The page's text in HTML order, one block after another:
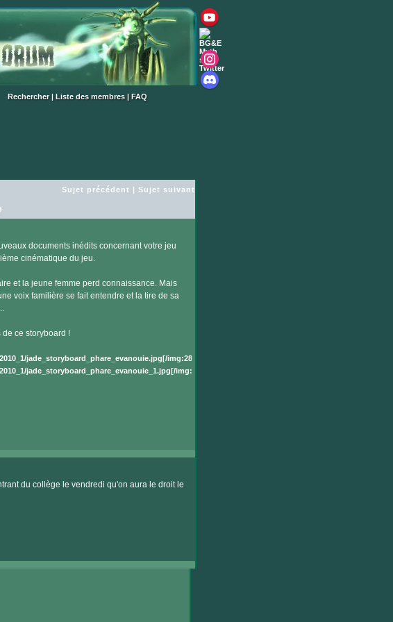
Rechercher| Liste des membres| FAQ
Sujet précédent | Sujet suivant
documents inédits concernant votre jeu
cinématique du jeu.
et la jeune femme perd connaissance. Mais
voix familière se fait entendre et la tire de sa
ce storyboard !
jade_storyboard_phare_evanouie.jpg[/img:28ca8f7cc9]
jade_storyboard_phare_evanouie_1.jpg[/img:28ca8f7cc9]
du collège le vendredi qu'on aura le droit le